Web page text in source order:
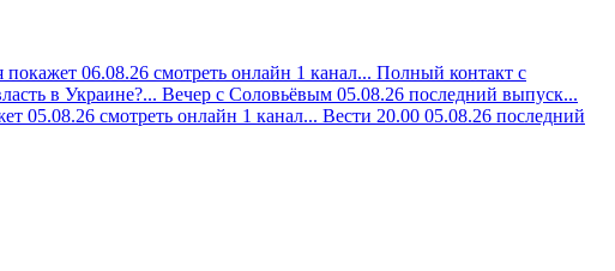
покажет 06.08.26 смотреть онлайн 1 канал... Полный контакт с
в Украине?... Вечер с Соловьёвым 05.08.26 последний выпуск...
05.08.26 смотреть онлайн 1 канал... Вести 20.00 05.08.26 последний